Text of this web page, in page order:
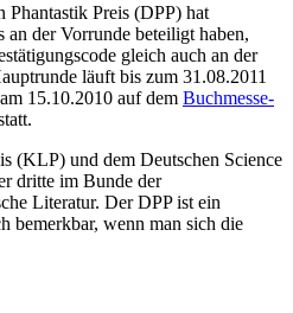
der Vorrunde beteiligt haben,
gleich auch an der
läuft bis zum 31.08.2011
15.10.2010 auf dem Buchmesse-
(KLP) und dem Deutschen Science
dritte im Bunde der
Literatur. Der DPP ist ein
bemerkbar, wenn man sich die